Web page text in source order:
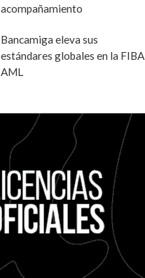
acompañamiento
Bancamiga eleva sus
estándares globales en la FIBA
AML